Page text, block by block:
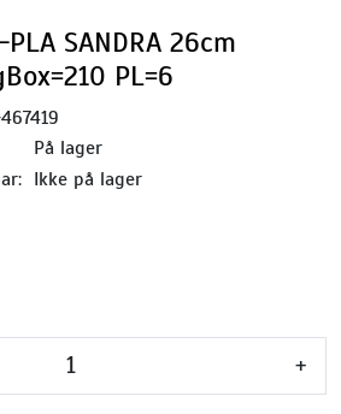
PLA SANDRA 26cm
PL=6
På lager
Ikke på lager
+